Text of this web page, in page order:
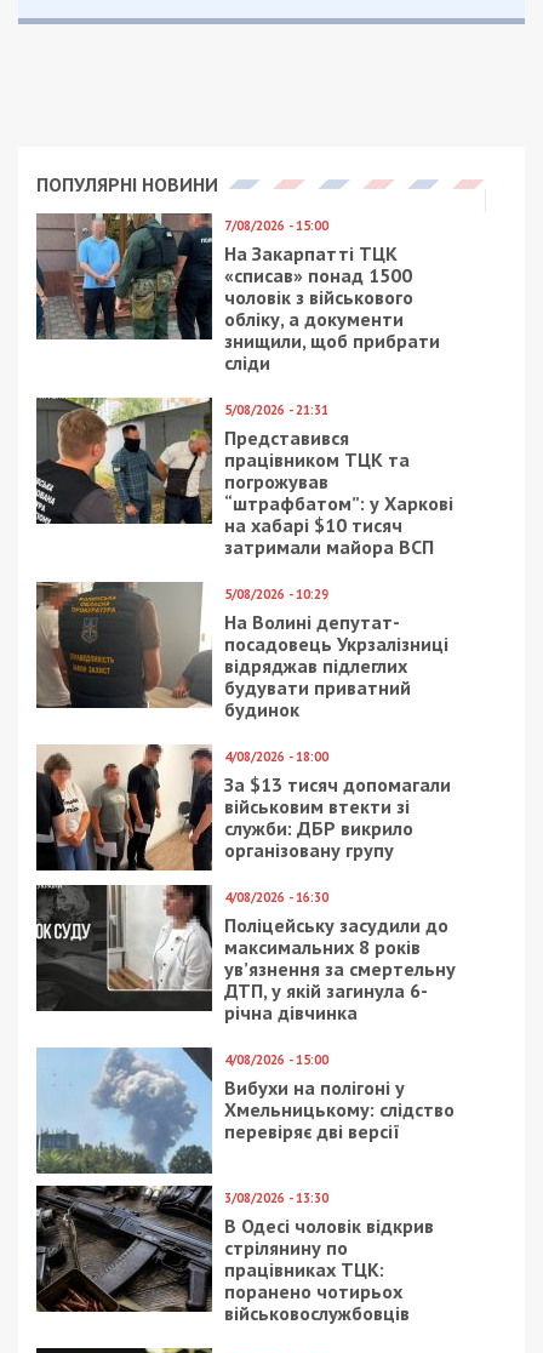
смартфон з доказами зв’язків із російською
України), і засудив до 15 років ув’язнення. До
набуття вироком чинності він перебуватиме під
вартою.
Нагадаємо, раніше ми повідомляли про те, що
російський агент на Одещині отримав 15 років.
Facebook
Telegram
Twitter
WhatsApp
ViberEmail
державна зрада
Рекламні блоки дають нам змогу
залишатися незалежними ЗМІ, а вам -
отримувати найсвіжіші новини під ними.
Приєднуйтесь також до 49000 в Google News. Слідкуйте
за останніми новинами!
Приєднатися
Читайте також
Предыдущая статья:
Керівник держпідприємства та директор
компанії підрядника розікрали гроші на
ремонті житла для ВПО
Следующая статья:
Директорка Обухівської
привласнювали гроші НСЗУ
СУСПІЛЬСТВО